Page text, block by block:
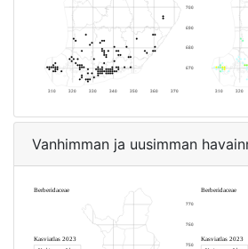
Vanhimman ja uusimman